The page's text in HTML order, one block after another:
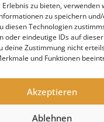
zu bieten, verwenden
zu speichern
diesen Technologien
oder eindeutige IDs auf
deine Zustimmung nicht
und Funktionen
Akzeptieren
Ablehnen